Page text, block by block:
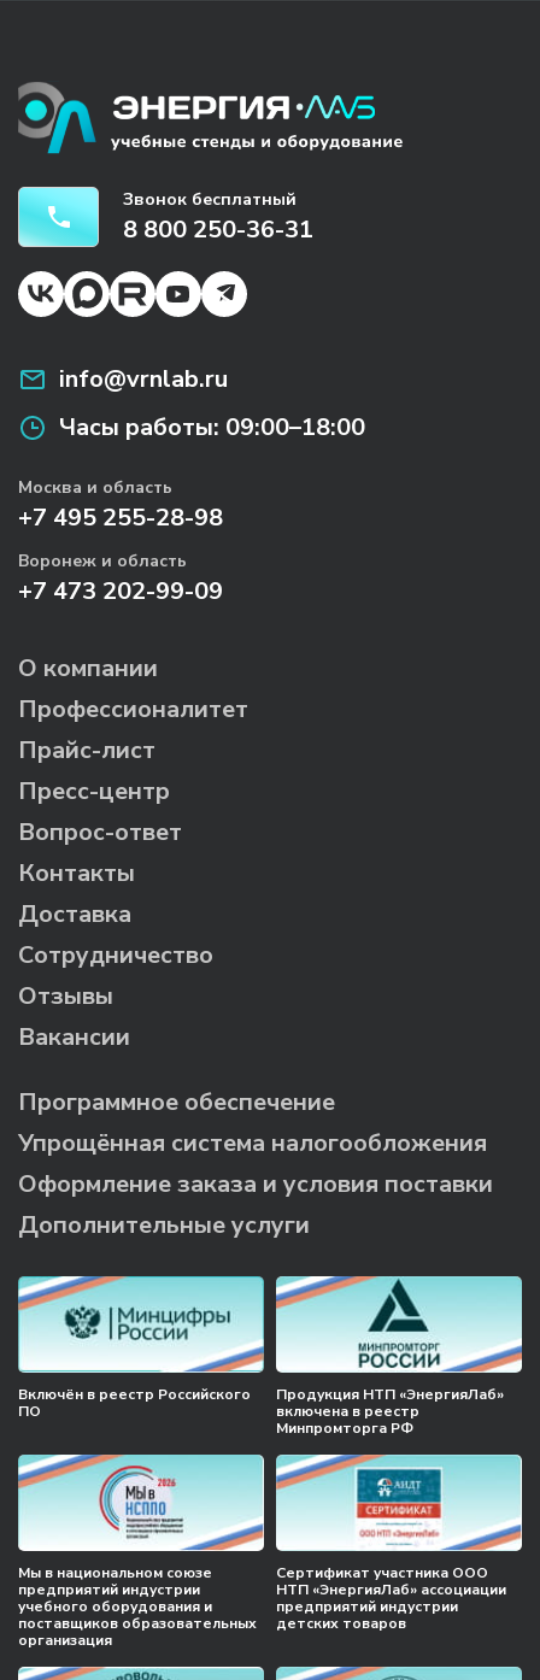
Звонок бесплатный
8 800 250-36-31
info@vrnlab.ru
Часы работы: 09:00–18:00
Москва и область
+7 495 255-28-98
Воронеж и область
+7 473 202-99-09
О компании
Профессионалитет
Прайс-лист
Пресс-центр
Вопрос-ответ
Контакты
Доставка
Сотрудничество
Отзывы
Вакансии
Программное обеспечение
Упрощённая система налогообложения
Оформление заказа и условия поставки
Дополнительные услуги
Включён в реестр Российского
ПО
Продукция НТП «ЭнергияЛаб»
включена в реестр
Минпромторга РФ
Мы в национальном союзе
предприятий индустрии
учебного оборудования и
поставщиков образовательных
организация
Сертификат участника ООО
НТП «ЭнергияЛаб» ассоциации
предприятий индустрии
детских товаров